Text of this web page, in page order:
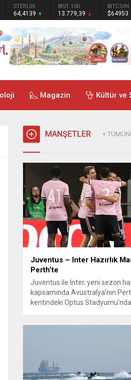
STERLİN
64,4139
BIST 100
13.779,39
BITCOIN
$64953
Magazin Kültür ve
MANŞETLER +
Juventus – Inter Hazırlık
Perth’te
Juventus ile Inter, yeni sezon
kapsamında Avustralya’nın
kentindeki Optus Stadyumu’nda
Türk futbolcu sahada yer aldı:
Kenan Yıldız ilk 11’de görev